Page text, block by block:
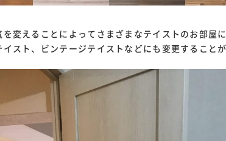
を変えることによってさまざまなテイストのお部屋
イスト、ビンテージテイストなどにも変更することが